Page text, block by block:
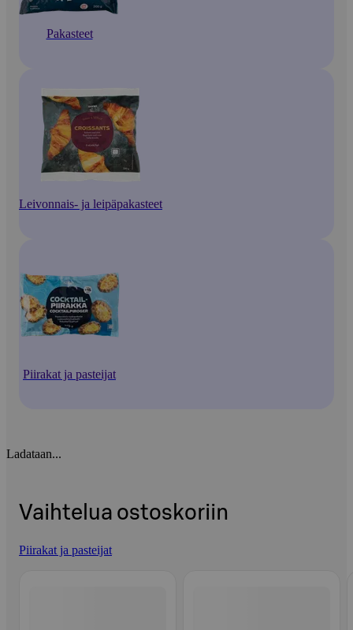
Pakasteet
Leivonnais- ja leipäpakasteet
Piirakat ja pasteijat
Ladataan...
Vaihtelua ostoskoriin
Piirakat ja pasteijat